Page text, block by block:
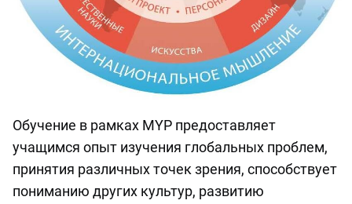
Обучение в рамках MYP предоставляет
учащимся опыт изучения глобальных проблем,
принятия различных точек зрения, способствует
пониманию других культур, развитию